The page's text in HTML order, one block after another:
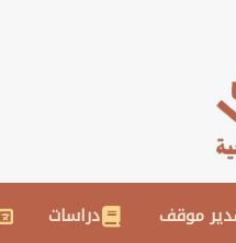
موقف دراسات